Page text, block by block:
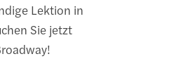
Lektion in
Sie jetzt